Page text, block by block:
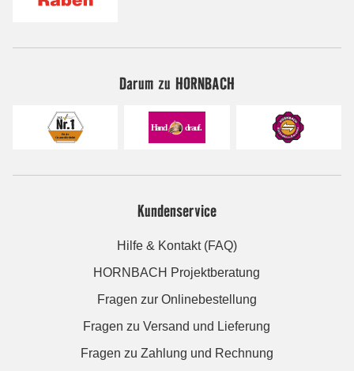
Darum zu HORNBACH
Kundenservice
Hilfe & Kontakt (FAQ)
HORNBACH Projektberatung
Fragen zur Onlinebestellung
Fragen zu Versand und Lieferung
Fragen zu Zahlung und Rechnung